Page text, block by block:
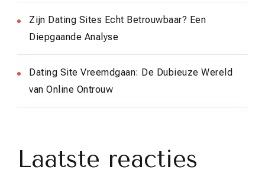
Zijn Dating Sites Echt Betrouwbaar? Een
Diepgaande Analyse
Dating Site Vreemdgaan: De Dubieuze Wereld
van Online Ontrouw
Laatste reacties